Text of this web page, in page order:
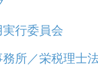
行委員会
所／栄税理士